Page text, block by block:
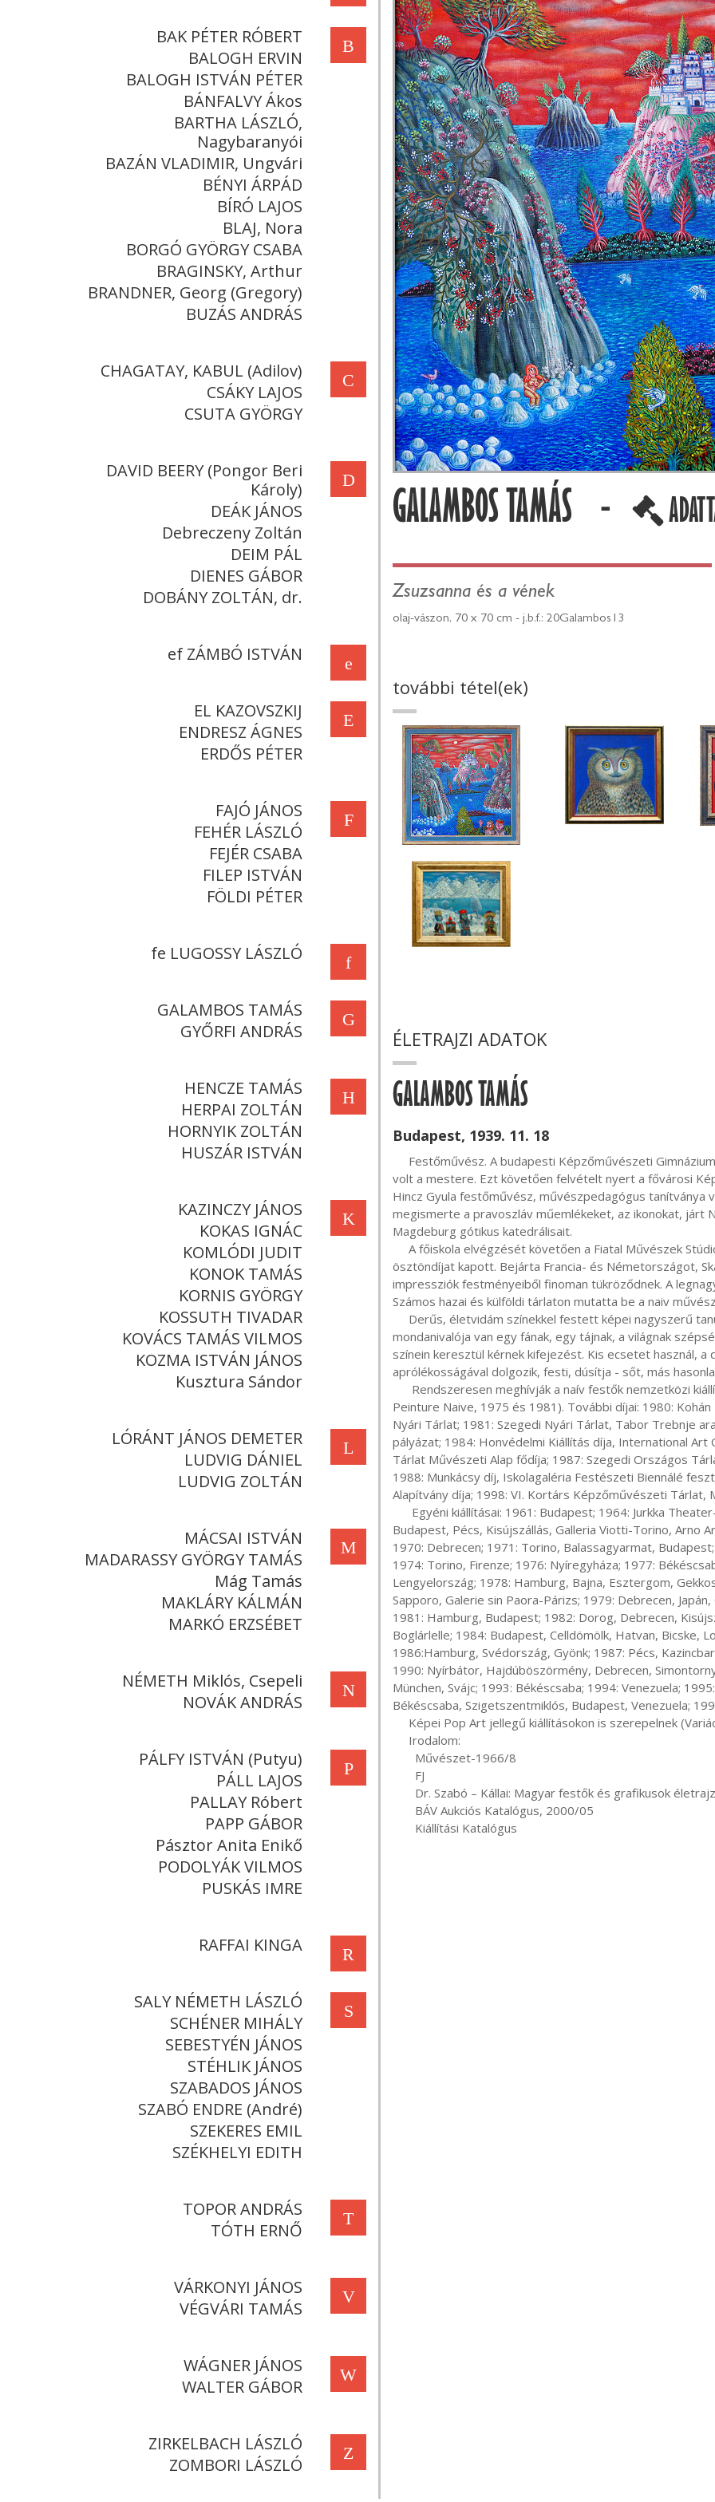
B
BAK PÉTER RÓBERT
BALOGH ERVIN
BALOGH ISTVÁN PÉTER
BÁNFALVY Ákos
BARTHA LÁSZLÓ,
Nagybaranyói
BAZÁN VLADIMIR, Ungvári
BÉNYI ÁRPÁD
BÍRÓ LAJOS
BLAJ, Nora
BORGÓ GYÖRGY CSABA
BRAGINSKY, Arthur
BRANDNER, Georg (Gregory)
BUZÁS ANDRÁS
C
CHAGATAY, KABUL (Adilov)
CSÁKY LAJOS
CSUTA GYÖRGY
D
DAVID BEERY (Pongor Beri
Károly)
DEÁK JÁNOS
Debreczeny Zoltán
DEIM PÁL
DIENES GÁBOR
DOBÁNY ZOLTÁN, dr.
e
ef ZÁMBÓ ISTVÁN
E
EL KAZOVSZKIJ
ENDRESZ ÁGNES
ERDŐS PÉTER
F
FAJÓ JÁNOS
FEHÉR LÁSZLÓ
FEJÉR CSABA
FILEP ISTVÁN
FÖLDI PÉTER
f
fe LUGOSSY LÁSZLÓ
G
GALAMBOS TAMÁS
GYŐRFI ANDRÁS
H
HENCZE TAMÁS
HERPAI ZOLTÁN
HORNYIK ZOLTÁN
HUSZÁR ISTVÁN
K
KAZINCZY JÁNOS
KOKAS IGNÁC
KOMLÓDI JUDIT
KONOK TAMÁS
KORNIS GYÖRGY
KOSSUTH TIVADAR
KOVÁCS TAMÁS VILMOS
KOZMA ISTVÁN JÁNOS
Kusztura Sándor
L
LÓRÁNT JÁNOS DEMETER
LUDVIG DÁNIEL
LUDVIG ZOLTÁN
M
MÁCSAI ISTVÁN
MADARASSY GYÖRGY TAMÁS
Mág Tamás
MAKLÁRY KÁLMÁN
MARKÓ ERZSÉBET
N
NÉMETH Miklós, Csepeli
NOVÁK ANDRÁS
P
PÁLFY ISTVÁN (Putyu)
PÁLL LAJOS
PALLAY Róbert
PAPP GÁBOR
Pásztor Anita Enikő
PODOLYÁK VILMOS
PUSKÁS IMRE
R
RAFFAI KINGA
S
SALY NÉMETH LÁSZLÓ
SCHÉNER MIHÁLY
SEBESTYÉN JÁNOS
STÉHLIK JÁNOS
SZABADOS JÁNOS
SZABÓ ENDRE (André)
SZEKERES EMIL
SZÉKHELYI EDITH
T
TOPOR ANDRÁS
TÓTH ERNŐ
V
VÁRKONYI JÁNOS
VÉGVÁRI TAMÁS
W
WÁGNER JÁNOS
WALTER GÁBOR
Z
ZIRKELBACH LÁSZLÓ
ZOMBORI LÁSZLÓ
GALAMBOS TAMÁS -
Zsuzsanna és a vének
olaj-vászon, 70 x 70 cm - j.b.f.: 20Galambos13
további tétel(ek)
ÉLETRAJZI ADATOK
GALAMBOS TAMÁS
Budapest, 1939. 11. 18
volt a mestere. Ezt követően felvételt nyert a fővárosi
Hincz Gyula festőművész, művészpedagógus tanítványa
megismerte a pravoszláv műemlékeket, az ikonokat, járt
Magdeburg gótikus katedrálisait.
ösztöndíjat kapott. Bejárta Francia- és Németországot,
impressziók festményeiből finoman tükröződnek. A
Számos hazai és külföldi tárlaton mutatta be a naiv
mondanivalója van egy fának, egy tájnak, a világnak
színein keresztül kérnek kifejezést. Kis ecsetet használ,
aprólékosságával dolgozik, festi, dúsítja - sőt, más
Peinture Naive, 1975 és 1981). További díjai: 1980:
Nyári Tárlat; 1981: Szegedi Nyári Tárlat, Tabor Trebnje
pályázat; 1984: Honvédelmi Kiállítás díja, International
Tárlat Művészeti Alap fődíja; 1987: Szegedi Országos
1988: Munkácsy díj, Iskolagaléria Festészeti Biennálé
Alapítvány díja; 1998: VI. Kortárs Képzőművészeti Tárlat,
Budapest, Pécs, Kisújszállás, Galleria Viotti-Torino, Arno
1970: Debrecen; 1971: Torino, Balassagyarmat,
1974: Torino, Firenze; 1976: Nyíregyháza; 1977:
Lengyelország; 1978: Hamburg, Bajna, Esztergom,
Sapporo, Galerie sin Paora-Párizs; 1979: Debrecen,
1981: Hamburg, Budapest; 1982: Dorog, Debrecen,
Boglárlelle; 1984: Budapest, Celldömölk, Hatvan, Bicske,
1986:Hamburg, Svédország, Gyönk; 1987: Pécs,
1990: Nyírbátor, Hajdúböszörmény, Debrecen,
München, Svájc; 1993: Békéscsaba; 1994: Venezuela;
Békéscsaba, Szigetszentmiklós, Budapest, Venezuela;
       Kiállítási Katalógus